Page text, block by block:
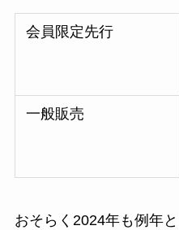
会員限定先行
一般販売
おそらく2024年も例年